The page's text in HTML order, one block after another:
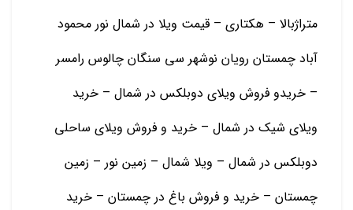
متراژبالا – هکتاری – قیمت ویلا در شمال نور محمود
آباد چمستان رویان نوشهر سی سنگان چالوس رامسر
– خریدو فروش ویلای دوبلکس در شمال – خرید
ویلای شیک در شمال – خرید و فروش ویلای ساحلی
دوبلکس در شمال – ویلا شمال – زمین نور – زمین
چمستان – خرید و فروش باغ در چمستان – خرید